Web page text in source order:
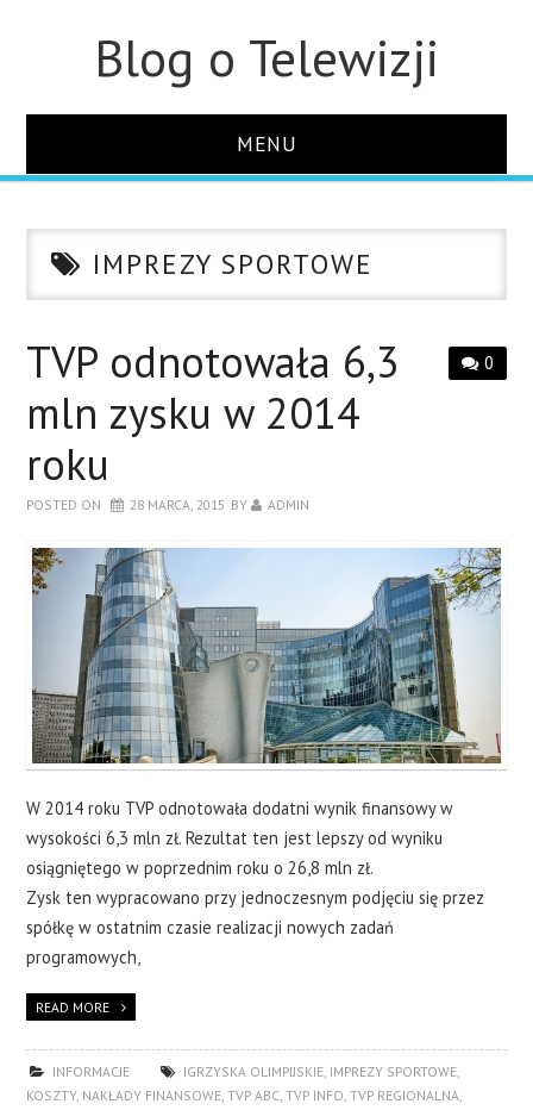
Blog o Telewizji
MENU
O STRONIEIMPREZY SPORTOWE
0
TVP odnotowała 6,3
mln zysku w 2014
roku
POSTED ON 28 MARCA, 2015 BY ADMIN
W 2014 roku TVP odnotowała dodatni wynik finansowy w
wysokości 6,3 mln zł. Rezultat ten jest lepszy od wyniku
osiągniętego w poprzednim roku o 26,8 mln zł.
Zysk ten wypracowano przy jednoczesnym podjęciu się przez
spółkę w ostatnim czasie realizacji nowych zadań
programowych,
READ MORE
INFORMACJE IGRZYSKA OLIMPIJSKIE, IMPREZY SPORTOWE,
KOSZTY, NAKŁADY FINANSOWE,TVP ABC,TVP INFO,TVP REGIONALNA,